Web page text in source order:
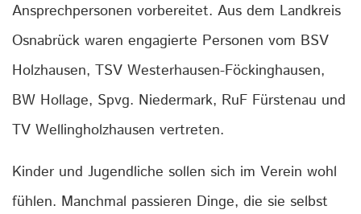
Ansprechpersonen vorbereitet. Aus dem Landkreis
Osnabrück waren engagierte Personen vom BSV
Holzhausen, TSV Westerhausen-Föckinghausen,
BW Hollage, Spvg. Niedermark, RuF Fürstenau und
TV Wellingholzhausen vertreten.
Kinder und Jugendliche sollen sich im Verein wohl
fühlen. Manchmal passieren Dinge, die sie selbst